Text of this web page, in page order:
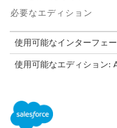
必要なエディション
使用可能なインターフェ
使用可能なエディション
Edition、および
スするには、各ユーザー
が必要です。